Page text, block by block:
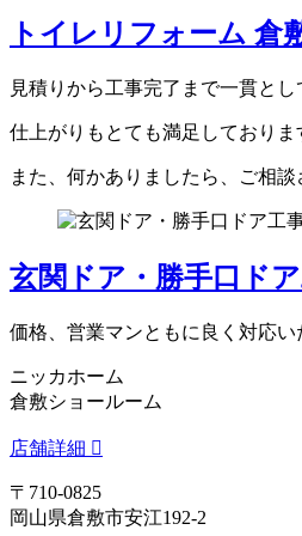
トイレリフォーム 倉
見積りから工事完了まで一貫と
仕上がりもとても満足しておりま
また、何かありましたら、ご相談
玄関ドア・勝手口ド
価格、営業マンともに良く対応い
ニッカホーム
倉敷ショールーム
店舗詳細
〒710-0825
岡山県倉敷市安江192-2